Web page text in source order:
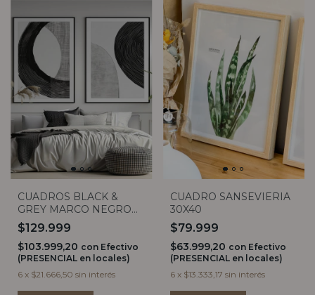
CUADROS BLACK &
GREY MARCO NEGRO
45X60
$129.999
$103.999,20 con Efectivo
(PRESENCIAL en locales)
6 x $21.666,50 sin interés
CUADRO SANSEVIERIA
30X40
$79.999
$63.999,20 con Efectivo
(PRESENCIAL en locales)
6 x $13.333,17 sin interés